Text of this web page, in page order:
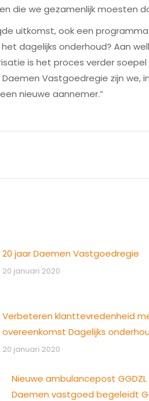
die we gezamenlijk moesten
uitkomst, ook een
dagelijks onderhoud? Aan
is het proces verder soepel
Vastgoedregie zijn we,
nieuwe aannemer.”
20 jaar Daemen Vastgoedregie
20 januari 2020
Verbeteren klanttevredenheid
overeenkomst Dagelijks
20 januari 2020
Nieuwe ambulancepost
Daemen vastgoed begeleidt